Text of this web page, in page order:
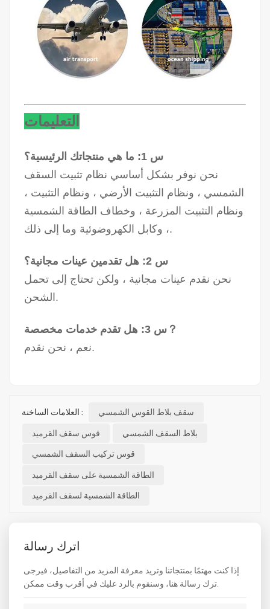
التعليمات
س 1: ما هي منتجاتك الرئيسية؟
نحن نوفر بشكل أساسي نظام تثبيت السقف
الشمسي ، ونظام التثبيت الأرضي ، ونظام التثبيت ،
ونظام التثبيت المزرعة ، وخطاف الطاقة الشمسية
، وكابل الكهروضوئية وما إلى ذلك.
س 2: هل تقدمين عينات مجانية؟
نحن نقدم عينات مجانية ، ولكن تحتاج إلى تحمل
الشحن.
س 3: هل تقدم خدمات مخصصة？
نعم ، نحن نقدم.
العلامات الساخنة : سقف بلاط القوس الشمسي
قوس سقف القرميد بلاط السقف الشمسي
قوس تركيب السقف الشمسي
الطاقة الشمسية على سقف القرميد
الطاقة الشمسية لسقف القرميد
اترك رسالة
إذا كنت مهتمًا بمنتجاتنا وتريد معرفة المزيد من التفاصيل، فيرجى
ترك رسالة هنا، وسنقوم بالرد عليك في أقرب وقت ممكن.